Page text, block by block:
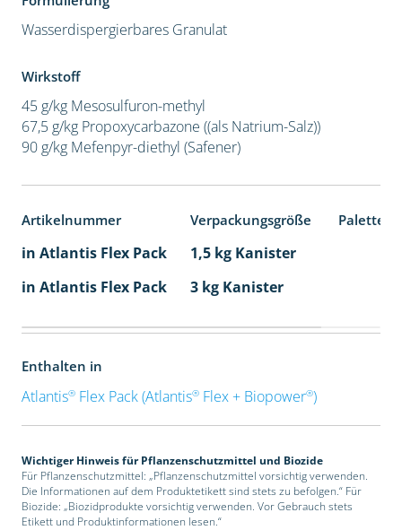
Wasserdispergierbares Granulat
Wirkstoff
45 g/kg Mesosulfuron-methyl
67,5 g/kg Propoxycarbazone ((als Natrium-Salz))
90 g/kg Mefenpyr-diethyl (Safener)
Artikelnummer Verpackungsgröße
in Atlantis Flex Pack
1,5 kg Kanister
in Atlantis Flex Pack
3 kg Kanister
Enthalten in
Atlantis®Flex Pack (Atlantis®Flex + Biopower®)
Wichtiger Hinweis für Pflanzenschutzmittel und Biozide
Für Pflanzenschutzmittel: „Pflanzenschutzmittel vorsichtig verwenden.
Die Informationen auf dem Produktetikett sind stets zu befolgen.“ Für
Biozide: „Biozidprodukte vorsichtig verwenden. Vor Gebrauch stets
Etikett und Produktinformationen lesen.“